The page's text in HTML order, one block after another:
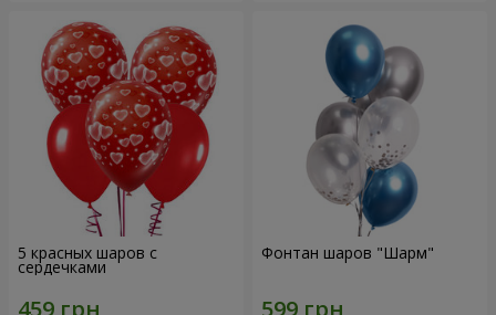
5 красных шаров с
сердечками
Фонтан шаров "Шарм"